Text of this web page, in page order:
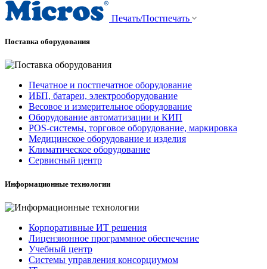
Печать/Постпечать
Поставка оборудования
Печатное и постпечатное оборудование
ИБП, батареи, электрооборудование
Весовое и измерительное оборудование
Оборудование автоматизации и КИП
POS-системы, торговое оборудование, маркировка
Медицинское оборудование и изделия
Климатическое оборудование
Сервисный центр
Информационные технологии
Корпоративные ИТ решения
Лицензионное программное обеспечение
Учебный центр
Системы управления консорциумом